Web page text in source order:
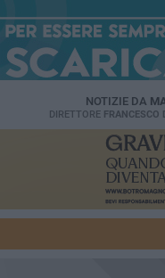
NOTIZIE DA
DIRETTORE FRANCESCO